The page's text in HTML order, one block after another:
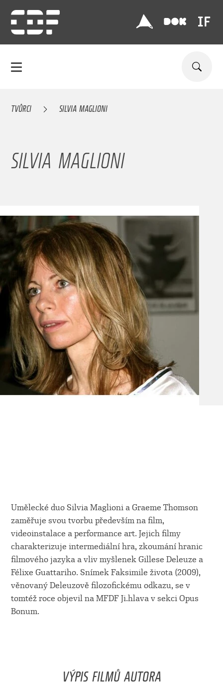
TVŮRCI SILVIA MAGLIONI
SILVIA MAGLIONI
Umělecké duo Silvia Maglioni a Graeme Thomson
zaměřuje svou tvorbu především na film,
videoinstalace a performance art. Jejich filmy
charakterizuje intermediální hra, zkoumání hranic
filmového jazyka a vliv myšlenek Gillese Deleuze a
Félixe Guattariho. Snímek Faksimile života (2009),
věnovaný Deleuzově filozofickému odkazu, se v
tomtéž roce objevil na MFDF Ji.hlava v sekci Opus
Bonum.
VÝPIS FILMŮ AUTORA